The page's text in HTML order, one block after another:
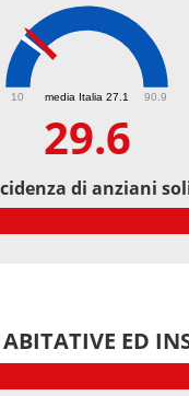
media Italia 27.1
10 90.9
29.6
di anziani
ED